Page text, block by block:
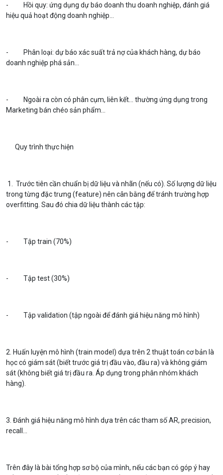
- Hồi quy: ứng dụng dự báo doanh thu doanh nghiệp, đánh giá
hiệu quả hoạt động doanh nghiệp…
- Phân loại: dự báo xác suất trả nợ của khách hàng, dự báo
doanh nghiệp phá sản…
- Ngoài ra còn có phân cụm, liên kết… thường ứng dụng trong
Marketing bán chéo sản phẩm...
Quy trình thực hiện
1. Trước tiên cần chuẩn bị dữ liệu và nhãn (nếu có). Số lượng dữ liệu
trong từng đặc trưng (feature) nên cân bằng để tránh trường hợp
overfitting. Sau đó chia dữ liệu thành các tập:
- Tập train (70%)
- Tập test (30%)
- Tập validation (tập ngoài để đánh giá hiệu năng mô hình)
2. Huấn luyện mô hình (train model) dựa trên 2 thuật toán cơ bản là
học có giám sát (biết trước giá trị đầu vào, đầu ra) và không giám
sát (không biết giá trị đầu ra. Áp dụng trong phân nhóm khách
hàng).
3. Đánh giá hiệu năng mô hình dựa trên các tham số AR, precision,
recall...
Trên đây là bài tổng hợp sơ bộ của mình, nếu các bạn có góp ý hay